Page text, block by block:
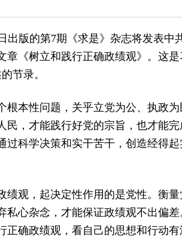
出版的第7期《求是》杂志将发表中
章《树立和践行正确政绩观》。这是
节录。
根本性问题，关乎立党为公、执政
民，才能践行好党的宗旨，也才能
过科学决策和实干苦干，创造经得
绩观，起决定性作用的是党性。衡
私心杂念，才能保证政绩观不出偏
正确政绩观，看自己的思想和行动